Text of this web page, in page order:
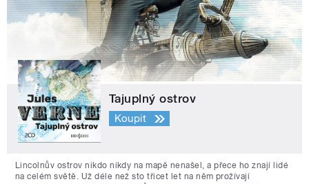
Tajuplný ostrov
Koupit
Lincolnův ostrov nikdo nikdy na mapě nenašel, a přece ho znají lidé
na celém světě. Už déle než sto třicet let na něm prožívají